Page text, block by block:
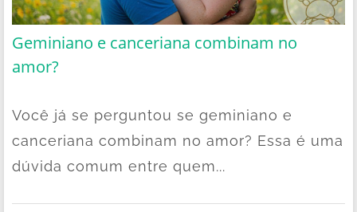
Geminiano e canceriana combinam no
amor?
Você já se perguntou se geminiano e
canceriana combinam no amor? Essa é uma
dúvida comum entre quem...